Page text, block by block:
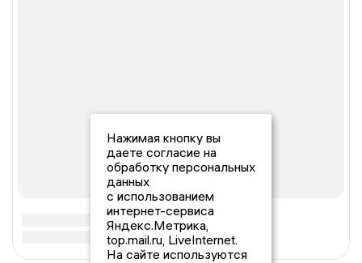
Нажимая кнопку вы
даете согласие на
обработку персональных
данных
с использованием
интернет-сервиса
Яндекс.Метрика,
top.mail.ru, LiveInternet.
На сайте используются